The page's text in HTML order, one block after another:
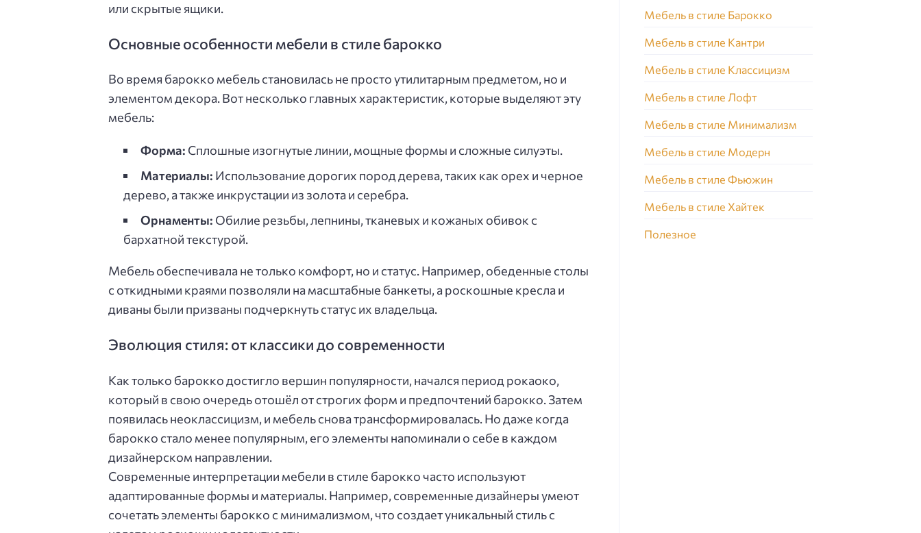
или скрытые ящики.
Основные особенности мебели в стиле барокко
Во время барокко мебель становилась не просто утилитарным предметом, но и
элементом декора. Вот несколько главных характеристик, которые выделяют эту
мебель:
Форма: Сплошные изогнутые линии, мощные формы и сложные силуэты.
Материалы: Использование дорогих пород дерева, таких как орех и черное
дерево, а также инкрустации из золота и серебра.
Орнаменты: Обилие резьбы, лепнины, тканевых и кожаных обивок с
бархатной текстурой.
Мебель обеспечивала не только комфорт, но и статус. Например, обеденные столы
с откидными краями позволяли на масштабные банкеты, а роскошные кресла и
диваны были призваны подчеркнуть статус их владельца.
Эволюция стиля: от классики до современности
Как только барокко достигло вершин популярности, начался период рокаоко,
который в свою очередь отошёл от строгих форм и предпочтений барокко. Затем
появилась неоклассицизм, и мебель снова трансформировалась. Но даже когда
барокко стало менее популярным, его элементы напоминали о себе в каждом
дизайнерском направлении.
Современные интерпретации мебели в стиле барокко часто используют
адаптированные формы и материалы. Например, современные дизайнеры умеют
сочетать элементы барокко с минимализмом, что создает уникальный стиль с
Мебель в стиле Барокко
Мебель в стиле Кантри
Мебель в стиле Классицизм
Мебель в стиле Лофт
Мебель в стиле Минимализм
Мебель в стиле Модерн
Мебель в стиле Фьюжин
Мебель в стиле Хайтек
Полезное